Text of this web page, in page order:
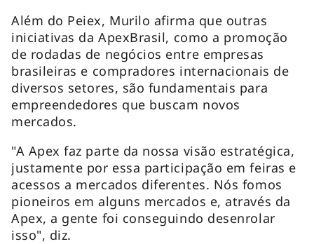
Além do Peiex, Murilo afirma que outras
iniciativas da ApexBrasil, como a promoção
de rodadas de negócios entre empresas
brasileiras e compradores internacionais de
diversos setores, são fundamentais para
empreendedores que buscam novos
mercados.
"A Apex faz parte da nossa visão estratégica,
justamente por essa participação em feiras e
acessos a mercados diferentes. Nós fomos
pioneiros em alguns mercados e, através da
Apex, a gente foi conseguindo desenrolar
isso", diz.